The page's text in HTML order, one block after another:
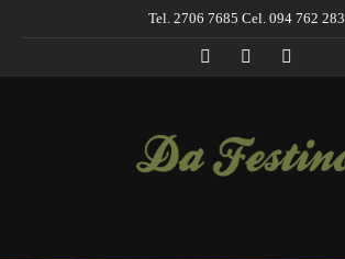
Tel. 2706 7685 Cel. 094 762 283